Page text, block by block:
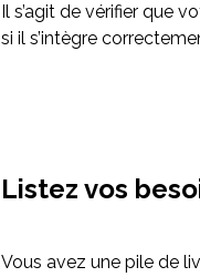
Il s’agit de vérifier que
si il s’intègre
Listez vos
Vous avez une pile de